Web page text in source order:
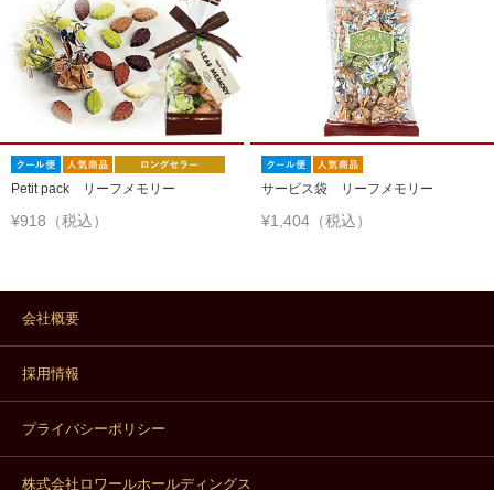
Petit pack リーフメモリー
¥918（税込）
サービス袋 リーフメモリー
¥1,404（税込）
会社概要
採用情報
プライバシーポリシー
株式会社ロワールホールディングス